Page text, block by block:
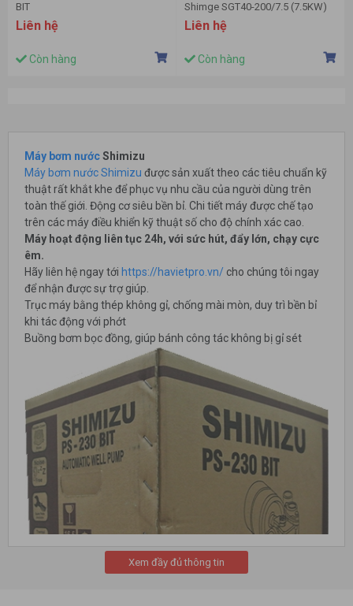
BIT
Liên hệ
Còn hàng
Shimge SGT40-200/7.5 (7.5KW)
Liên hệ
Còn hàng
Máy bơm nướcShimizu
Máy bơm nước Shimizu được sản xuất theo các tiêu chuẩn kỹ
thuật rất khắt khe để phục vụ nhu cầu của người dùng trên
toàn thế giới. Động cơ siêu bền bỉ. Chi tiết máy được chế tạo
trên các máy điều khiển kỹ thuật số cho độ chính xác cao.
Máy hoạt động liên tục 24h, với sức hút, đẩy lớn, chạy cực
êm.
Hãy liên hệ ngay tới https://havietpro.vn/ cho chúng tôi ngay
để nhận được sự trợ giúp.
Trục máy bằng thép không gỉ, chống mài mòn, duy trì bền bỉ
khi tác động với phớt
Buồng bơm bọc đồng, giúp bánh công tác không bị gỉ sét
Xem đầy đủ thông tin